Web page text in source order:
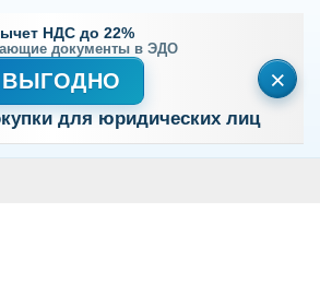
НДС до 22%
документы в ЭДО
ВЫГОДНО
для юридических лиц
×